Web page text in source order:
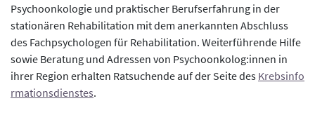
Psychoonkologie und praktischer Berufserfahrung in der
stationären Rehabilitation mit dem anerkannten Abschluss
des Fachpsychologen für Rehabilitation. Weiterführende Hilfe
sowie Beratung und Adressen von Psychoonkolog:innen in
ihrer Region erhalten Ratsuchende auf der Seite des Krebsinfo
rmationsdienstes.